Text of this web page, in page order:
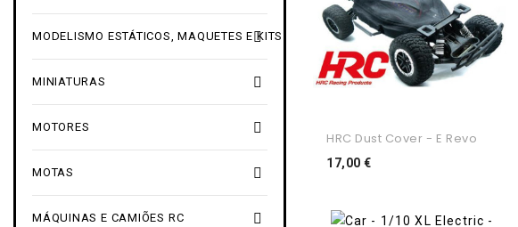

MODELISMO ESTÁTICOS, MAQUETES E KITS

MINIATURAS

MOTORES

MOTAS

MÁQUINAS E CAMIÕES RC
HRC Dust Cover - E Revo
17,00 €Preço